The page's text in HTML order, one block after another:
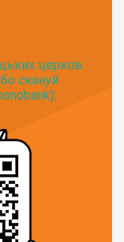
церков
скануй